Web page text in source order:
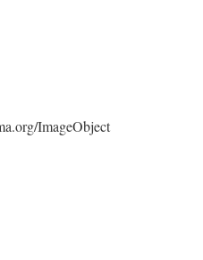
ImageObject